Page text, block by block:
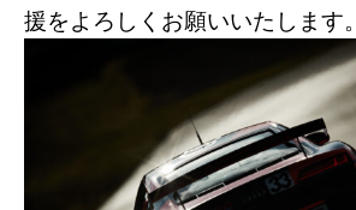
援をよろしくお願いいたします。